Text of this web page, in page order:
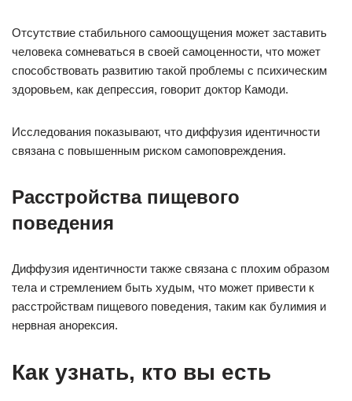
Отсутствие стабильного самоощущения может заставить
человека сомневаться в своей самоценности, что может
способствовать развитию такой проблемы с психическим
здоровьем, как депрессия, говорит доктор Камоди.
Исследования показывают, что диффузия идентичности
связана с повышенным риском самоповреждения.
Расстройства пищевого
поведения
Диффузия идентичности также связана с плохим образом
тела и стремлением быть худым, что может привести к
расстройствам пищевого поведения, таким как булимия и
нервная анорексия.
Как узнать, кто вы есть